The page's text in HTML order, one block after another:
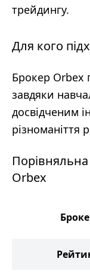
трейдингу.
Для кого
Брокер Orbex
завдяки
досвідченим
різноманіття
Orbex